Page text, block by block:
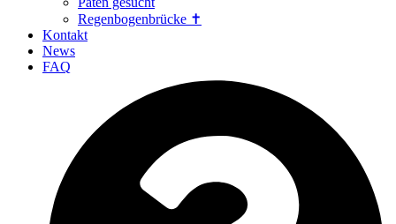
Regenbogenbrücke ✝
Kontakt
News
FAQ